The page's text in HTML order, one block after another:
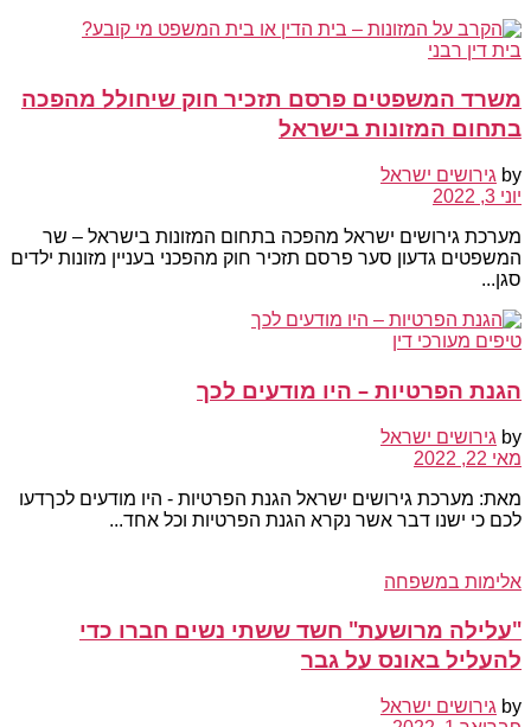
בית דין רבני
משרד המשפטים פרסם תזכיר חוק שיחולל מהפכה
בתחום המזונות בישראל
by גירושים ישראל
יוני 3, 2022
מערכת גירושים ישראל מהפכה בתחום המזונות בישראל – שר
המשפטים גדעון סער פרסם תזכיר חוק מהפכני בעניין מזונות ילדים
סגן...
טיפים מעורכי דין
הגנת הפרטיות – היו מודעים לכך
by גירושים ישראל
מאי 22, 2022
מאת: מערכת גירושים ישראל הגנת הפרטיות - היו מודעים לכךדעו
לכם כי ישנו דבר אשר נקרא הגנת הפרטיות וכל אחד...
אלימות במשפחה
"עלילה מרושעת" חשד ששתי נשים חברו כדי
להעליל באונס על גבר
by גירושים ישראל